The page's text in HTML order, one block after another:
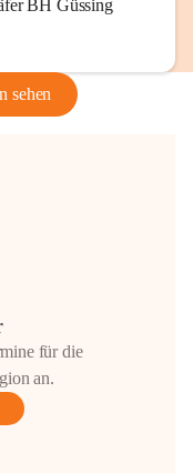
BH Güssing
sehen
für die
an.